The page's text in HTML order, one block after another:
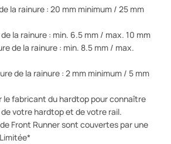
la rainure : 20 mm minimum / 25 mm
la rainure : min. 6.5 mm / max. 10 mm
de la rainure : min. 8.5 mm / max.
de la rainure : 2 mm minimum / 5 mm
le fabricant du hardtop pour connaître
votre hardtop et de votre rail.
Front Runner sont couvertes par une